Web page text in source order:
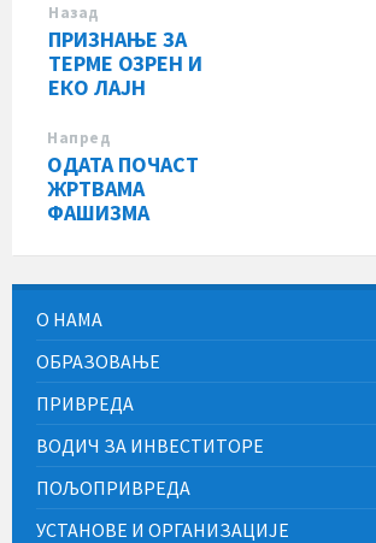
Назад
ПРИЗНАЊЕ ЗА
ТЕРМЕ ОЗРЕН И
ЕКО ЛАЈН
Напред
ОДАТА ПОЧАСТ
ЖРТВАМА
ФАШИЗМА
О НАМА
ОБРАЗОВАЊЕ
ПРИВРЕДА
ВОДИЧ ЗА ИНВЕСТИТОРЕ
ПОЉОПРИВРЕДА
УСТАНОВЕ И ОРГАНИЗАЦИЈЕ